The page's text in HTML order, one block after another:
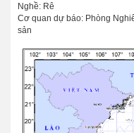
Nghề: Rê
Cơ quan dự báo: Phòng
sản